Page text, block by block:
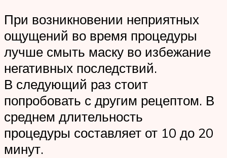
При возникновении неприятных
ощущений во время процедуры
лучше смыть маску во избежание
негативных последствий.
В следующий раз стоит
попробовать с другим рецептом. В
среднем длительность
процедуры составляет от 10 до 20
минут.